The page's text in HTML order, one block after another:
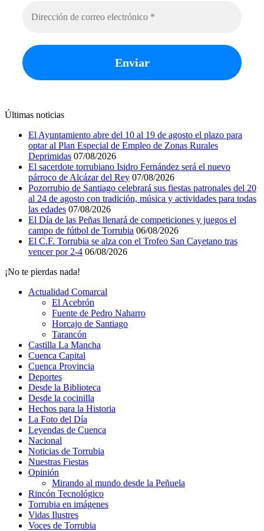
Últimas noticias
El Ayuntamiento abre del 10 al 19 de agosto el plazo para
optar al Plan Especial de Empleo de Zonas Rurales
Deprimidas 07/08/2026
El sacerdote torrubiano Isidro Fernández será el nuevo
párroco de Alcázar del Rey 07/08/2026
Pozorrubio de Santiago celebrará sus fiestas patronales del 20
al 24 de agosto con tradición, música y actividades para todas
las edades 07/08/2026
El Día de las Peñas llenará de competiciones y juegos el
campo de fútbol de Torrubia 06/08/2026
El C.F. Torrubia se alza con el Trofeo San Cayetano tras
vencer por 2-4 06/08/2026
¡No te pierdas nada!
Actualidad Comarcal
El Acebrón
Fuente de Pedro Naharro
Horcajo de Santiago
Tarancón
Castilla La Mancha
Cuenca Capital
Cuenca Provincia
Deportes
Desde la Biblioteca
Desde la cocinilla
Hechos para la Historia
La Foto del Día
Leyendas de Cuenca
Nacional
Noticias de Torrubia
Nuestras Fiestas
Opinión
Mirando al mundo desde la Peñuela
Rincón Tecnológico
Torrubia en imágenes
Vidas Ilustres
Voces de Torrubia